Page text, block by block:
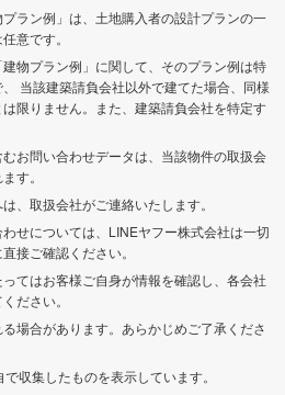
プラン例」は、土地購入者の設計プランの一
意です。
建物プラン例」に関して、そのプラン例は特
当該建築請負会社以外で建てた場合、同様
限りません。また、建築請負会社を特定す
お問い合わせデータは、当該物件の取扱会
す。
、取扱会社がご連絡いたします。
せについては、LINEヤフー株式会社は一切
接ご確認ください。
てはお客様ご自身が情報を確認し、各会社
ださい。
場合があります。あらかじめご了承くださ
収集したものを表示しています。